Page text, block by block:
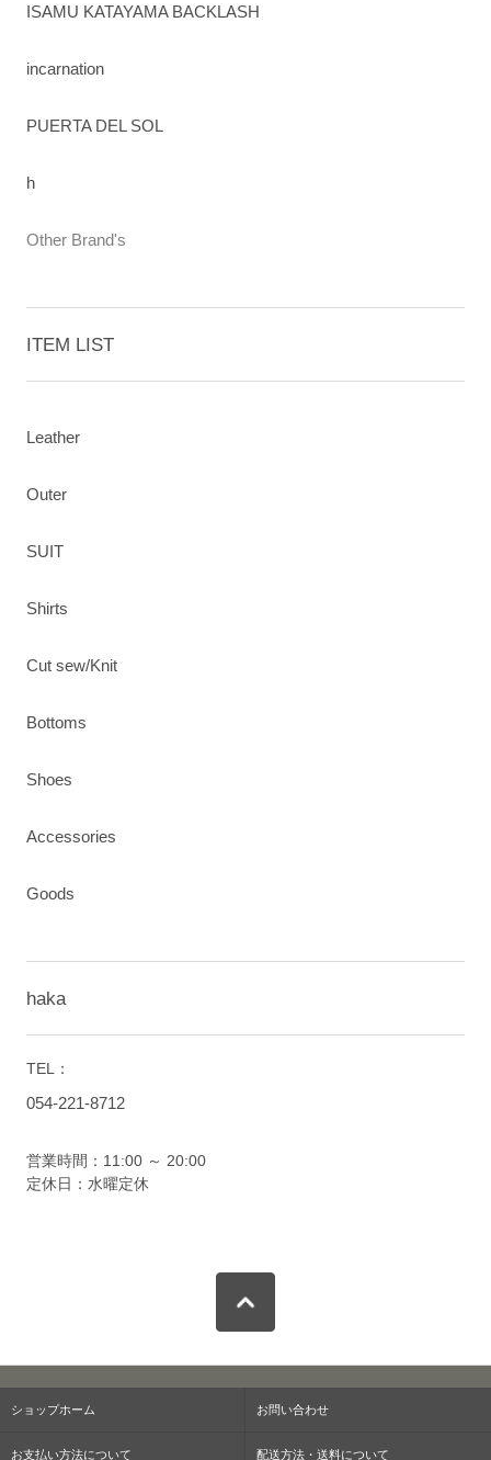
ISAMU KATAYAMA BACKLASH
incarnation
PUERTA DEL SOL
h
Other Brand's
ITEM LIST
Leather
Outer
SUIT
Shirts
Cut sew/Knit
Bottoms
Shoes
Accessories
Goods
haka
TEL：
054-221-8712
営業時間：11:00 ～ 20:00
定休日：水曜定休
ショップホーム お問い合わせ
お支払い方法について 配送方法・送料について